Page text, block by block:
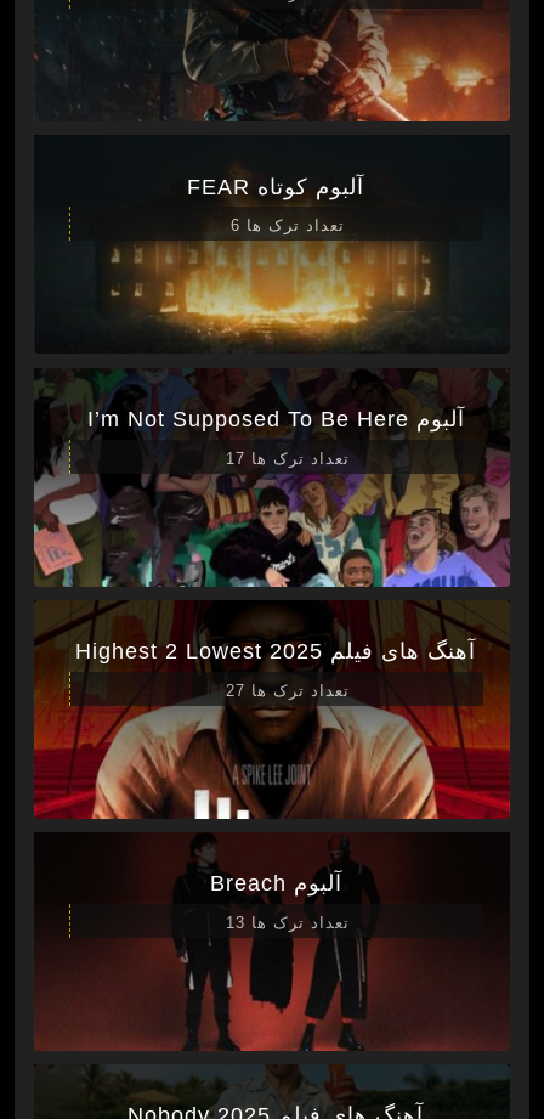
آلبوم کوتاه FEAR
تعداد ترک ها 6
آلبوم I’m Not Supposed To Be Here
تعداد ترک ها 17
آهنگ های فیلم Highest 2 Lowest 2025
تعداد ترک ها 27
آلبوم Breach
تعداد ترک ها 13